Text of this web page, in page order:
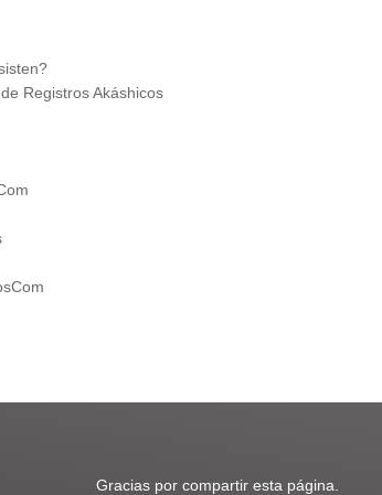
Registros Akáshicos
Gracias por compartir esta página.